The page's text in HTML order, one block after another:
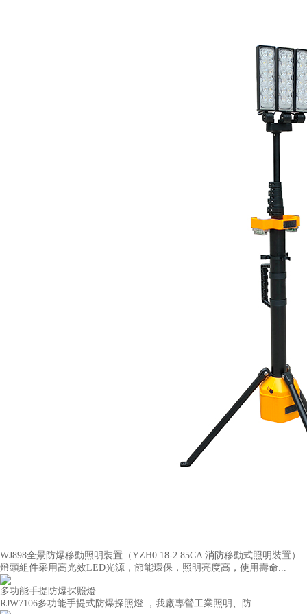
WJ898全景防爆移動照明裝置（YZH0.18-2.85CA 消防移動式照明裝置）
燈頭組件采用高光效LED光源，節能環保，照明亮度高，使用壽命...
多功能手提防爆探照燈
RJW7106多功能手提式防爆探照燈 ，我廠專營工業照明、防...